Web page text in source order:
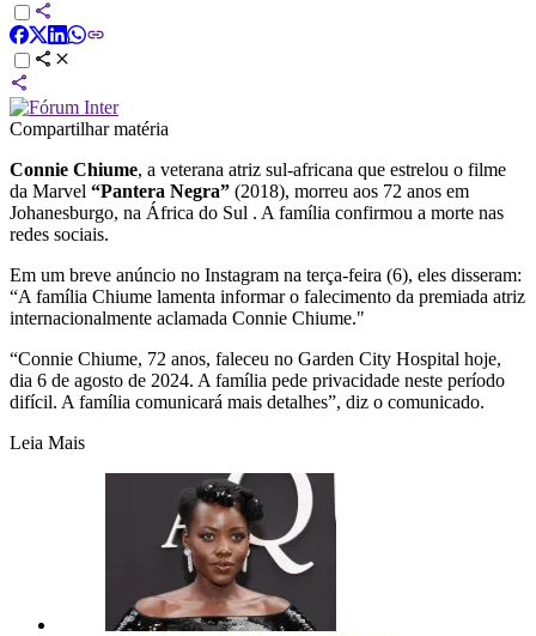
Compartilhar matéria
Connie Chiume, a veterana atriz sul-africana que estrelou o filme
da Marvel “Pantera Negra” (2018), morreu aos 72 anos em
Johanesburgo, na África do Sul . A família confirmou a morte nas
redes sociais.
Em um breve anúncio no Instagram na terça-feira (6), eles disseram:
“A família Chiume lamenta informar o falecimento da premiada atriz
internacionalmente aclamada Connie Chiume."
“Connie Chiume, 72 anos, faleceu no Garden City Hospital hoje,
dia 6 de agosto de 2024. A família pede privacidade neste período
difícil. A família comunicará mais detalhes”, diz o comunicado.
Leia Mais